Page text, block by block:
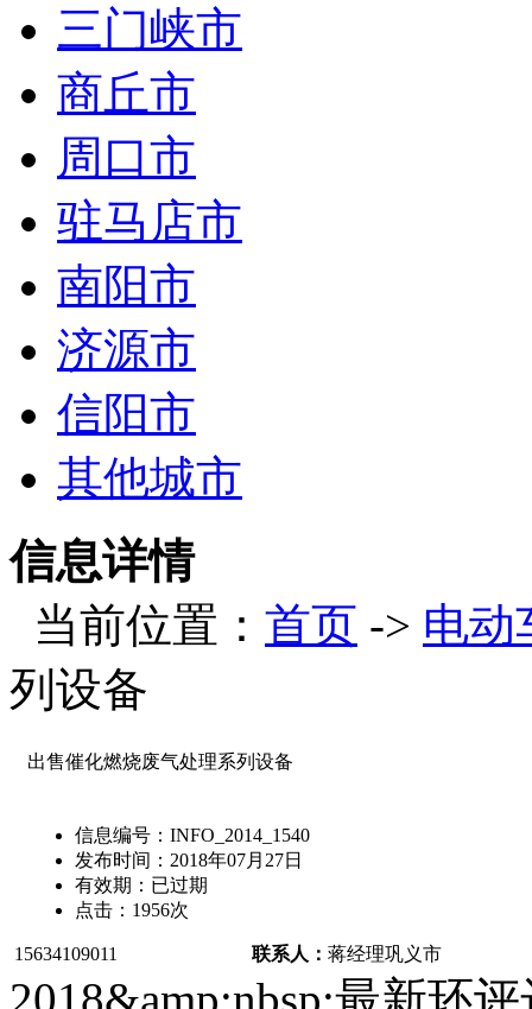
三门峡市
商丘市
周口市
驻马店市
南阳市
济源市
信阳市
其他城市
信息详情
当前位置： 首页 -> 电动
列设备
出售催化燃烧废气处理系列设备
信息编号： INFO_2014_1540
发布时间： 2018年07月27日
有效期： 已过期
点击： 1956次
15634109011 联系人： 蒋经理巩义市